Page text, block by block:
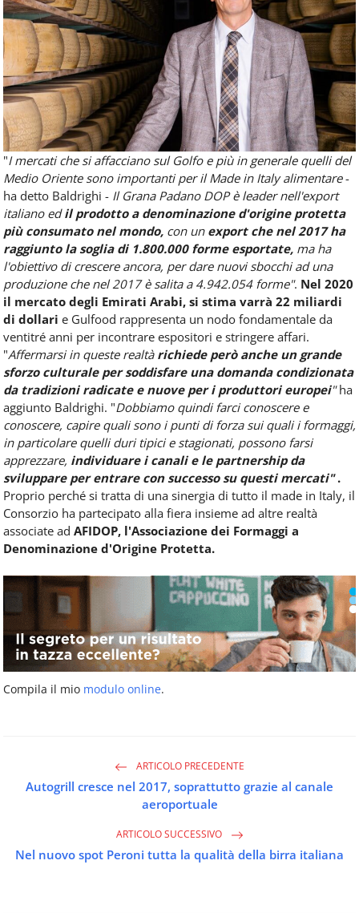
"I mercati che si affacciano sul Golfo e più in generale quelli del
Medio Oriente sono importanti per il Made in Italy alimentare-
ha detto Baldrighi - Il Grana Padano DOP è leader nell'export
italiano edil prodotto a denominazione d'origine protetta
più consumato nel mondo, con un export che nel 2017 ha
raggiunto la soglia di 1.800.000 forme esportate, ma ha
l'obiettivo di crescere ancora, per dare nuovi sbocchi ad una
produzione che nel 2017 è salita a 4.942.054 forme". Nel 2020
il mercato degli Emirati Arabi, si stima varrà 22 miliardi
di dollari e Gulfood rappresenta un nodo fondamentale da
ventitré anni per incontrare espositori e stringere affari.
"Affermarsi in queste realtà richiede però anche un grande
sforzo culturale per soddisfare una domanda condizionata
da tradizioni radicate e nuove per i produttori europei"ha
aggiunto Baldrighi. "Dobbiamo quindi farci conoscere e
conoscere, capire quali sono i punti di forza sui quali i formaggi,
in particolare quelli duri tipici e stagionati, possono farsi
apprezzare, individuare i canali e le partnership da
sviluppare per entrare con successo su questi mercati".
Proprio perché si tratta di una sinergia di tutto il made in Italy, il
Consorzio ha partecipato alla fiera insieme ad altre realtà
associate ad AFIDOP, l'Associazione dei Formaggi a
Denominazione d'Origine Protetta.
Compila il mio modulo online.
ARTICOLO PRECEDENTE
Autogrill cresce nel 2017, soprattutto grazie al canale
aeroportuale
ARTICOLO SUCCESSIVO
Nel nuovo spot Peroni tutta la qualità della birra italiana